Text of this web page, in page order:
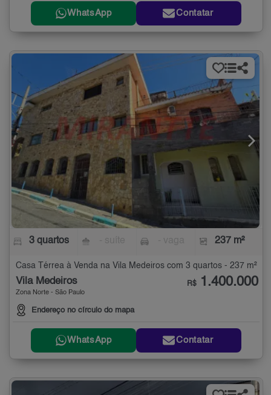
WhatsApp Contatar
3 quartos 237 m²
Casa Térrea à Venda na Vila Medeiros com 3 quartos - 237 m²
Vila Medeiros
Zona Norte - São Paulo
Endereço no círculo do mapa
R$ 1.400.000
WhatsApp Contatar